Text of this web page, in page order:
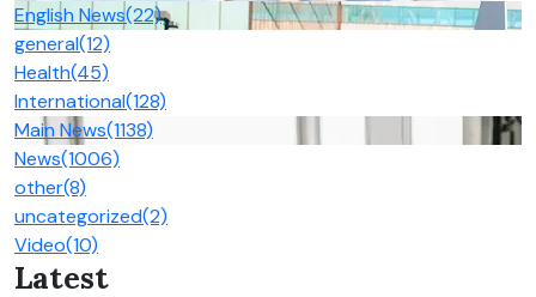
English News(22)
general(12)
Health(45)
International(128)
Main News(1138)
News(1006)
other(8)
uncategorized(2)
Video(10)
Latest